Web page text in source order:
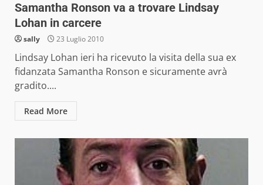
Samantha Ronson va a trovare Lindsay
Lohan in carcere
sally 23 Luglio 2010
Lindsay Lohan ieri ha ricevuto la visita della sua ex
fidanzata Samantha Ronson e sicuramente avrà
gradito....
Read More